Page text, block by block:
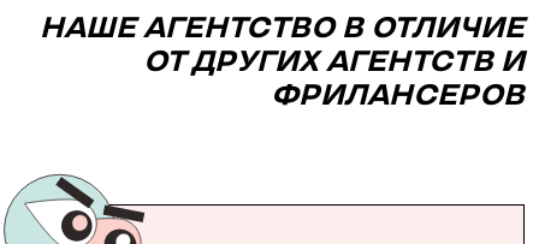
НАШЕ АГЕНТСТВО В ОТЛИЧИЕ
ОТ ДРУГИХ АГЕНТСТВ И
ФРИЛАНСЕРОВ